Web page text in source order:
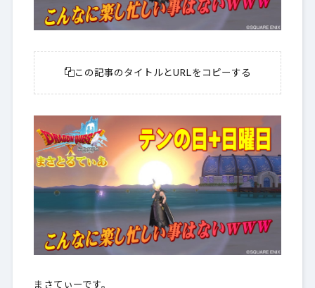
この記事のタイトルとURLをコピーする
まさてぃーです。